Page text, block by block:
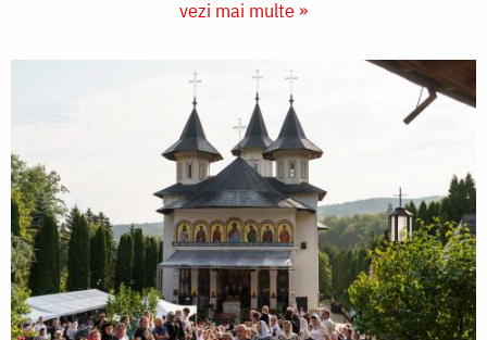
vezi mai multe »